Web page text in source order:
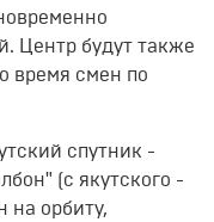
Центр будут также
время смен по
спутник -
(с якутского -
на орбиту,